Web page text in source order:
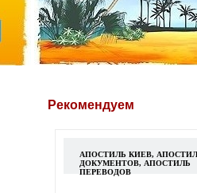
Рекомендуем
АПОСТИЛЬ КИЕВ,
ДОКУМЕНТОВ, АПОСТИЛЬ
ПЕРЕВОДОВ